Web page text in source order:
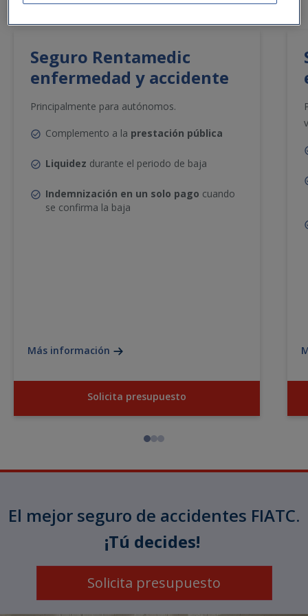
Seguro Rentamedic
enfermedad y accidente
Principalmente para autónomos.
Complemento a la prestación pública
Liquidez durante el periodo de baja
Indemnización en un solo pago cuando
se confirma la baja
Más información
Solicita presupuesto
El mejor seguro de accidentes FIATC.
¡Tú decides!
Solicita presupuesto